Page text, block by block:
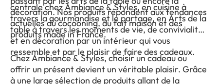
décoration. Nos produits répondent aux tendances
actuelles du cocooning, du fait maison et des
produits made in France.
centrale chez Ambiance & Styles, en cuisine à
travers la gourmandise et le partage, en Arts de la
table à travers les moments de vie, de convivialité,
et en décoration par un intérieur qui vous
ressemble et par le plaisir de faire des cadeaux.
Chez Ambiance & Styles, choisir un cadeau ou
offrir un présent devient un véritable plaisir. Grâce
à une large sélection de produits allant de la